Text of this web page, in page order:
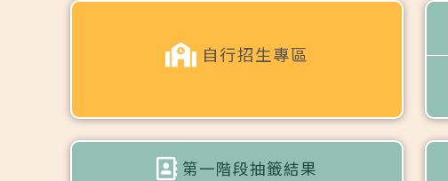
自行招生專區
第一階段抽籤結果